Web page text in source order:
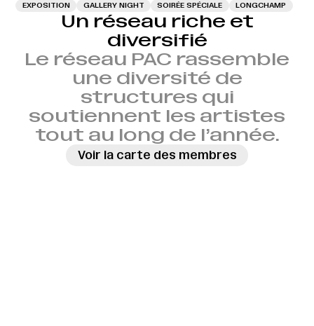
EXPOSITION GALLERY NIGHT SOIRÉE SPÉCIALE LONGCHAMP
Un réseau riche et
diversifié
Le réseau PAC rassemble
une diversité de
structures qui
soutiennent les artistes
tout au long de l’année.
Voir la carte des membres